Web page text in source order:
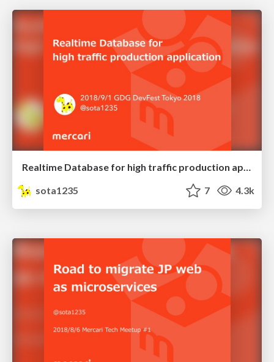
Realtime Database for high traffic production application
sota1235
7 4.3k